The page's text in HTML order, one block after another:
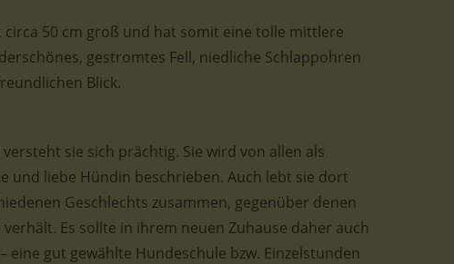
circa 50 cm groß und hat somit eine tolle mittlere
gestromtes Fell, niedliche Schlappohren
Blick.
sie sich prächtig. Sie wird von allen als
und liebe Hündin beschrieben. Auch lebt sie dort
Geschlechts zusammen, gegenüber denen
Es sollte in ihrem neuen Zuhause daher auch
eine gut gewählte Hundeschule bzw. Einzelstunden